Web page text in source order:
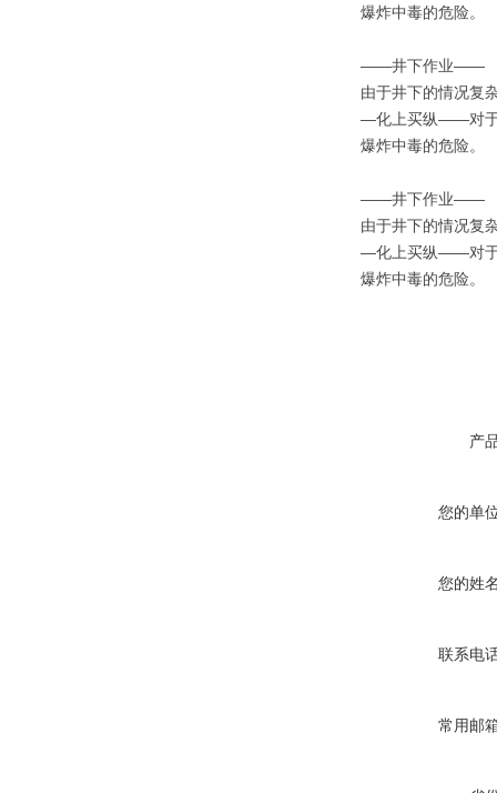
爆炸中毒的危险。
——井下作业——
由于井下的情况复
—化上买纵——对于
爆炸中毒的危险。
——井下作业——
由于井下的情况复
—化上买纵——对于
爆炸中毒的危险。
产
您的单
您的姓
联系电
常用邮